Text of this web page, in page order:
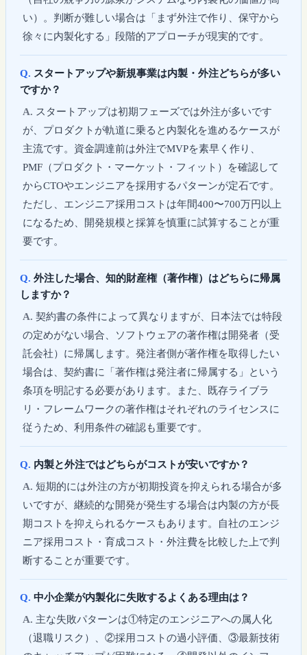
い）。判断が難しい場合は「まず外注で作り、保守から
徐々に内製化する」段階的アプローチが現実的です。
スタートアップや新規事業は内製・外注どちらが多い
ですか？
スタートアップは初期フェーズでは外注が多いです
が、プロダクトが軌道に乗ると内製化を進めるケースが
主流です。資金調達前は外注でMVPを素早く作り、
PMF（プロダクト・マーケット・フィット）を確認して
からCTOやエンジニアを採用するパターンが定石です。
ただし、エンジニア採用コストは年間400〜700万円以上
になるため、開発規模と採算を慎重に試算することが重
要です。
外注した場合、知的財産権（著作権）はどちらに帰属
しますか？
契約書の条件によって異なりますが、日本法では特段
の定めがない場合、ソフトウェアの著作権は開発者（受
託会社）に帰属します。発注者側が著作権を取得したい
場合は、契約書に「著作権は発注者に帰属する」という
条項を明記する必要があります。また、既存ライブラ
リ・フレームワークの著作権はそれぞれのライセンスに
従うため、利用条件の確認も重要です。
内製と外注ではどちらがコストが安いですか？
短期的には外注の方が初期投資を抑えられる場合が多
いですが、継続的な開発が発生する場合は内製の方が長
期コストを抑えられるケースもあります。自社のエンジ
ニア採用コスト・育成コスト・外注費を比較した上で判
断することが重要です。
中小企業が内製化に失敗するよくある理由は？
主な失敗パターンは①特定のエンジニアへの属人化
（退職リスク）、②採用コストの過小評価、③最新技術